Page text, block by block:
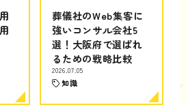
葬儀社のWeb集客に
強いコンサル会社5
選！大阪府で選ばれ
るための戦略比較
2026.07.05
知識